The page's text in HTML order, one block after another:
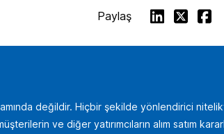
Paylaş
değildir. Hiçbir şekilde yönlendirici
ve diğer yatırımcıların alım satım